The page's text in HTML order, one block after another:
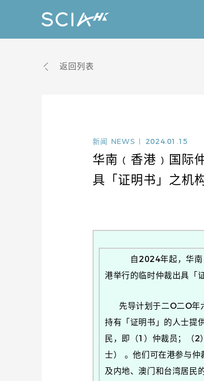
返回列表
新闻 NEWS 2024.01.15
华南﹙香港﹚国际
具「证明书」之机
自2024年起，华南﹙
港举行的临时仲裁出具「
先导计划于二O二O年
持有「证明书」的人士提
民，即（1）仲裁员；（
士） 。他们可在港参与仲
及内地、澳门和台湾居民